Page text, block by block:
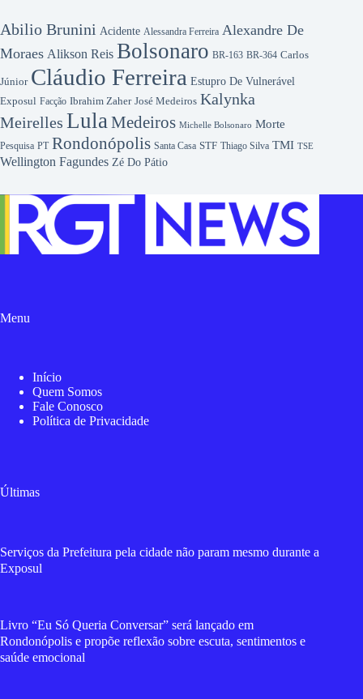
Abilio Brunini Acidente Alessandra Ferreira Alexandre De
Moraes Alikson Reis Bolsonaro BR-163 BR-364 Carlos
Júnior Cláudio Ferreira Estupro De Vulnerável
Exposul Facção Ibrahim Zaher José Medeiros Kalynka
Meirelles LulaMedeiros Michelle Bolsonaro Morte
Pesquisa PT Rondonópolis Santa Casa STF Thiago Silva TMI TSE
Wellington Fagundes Zé Do Pátio
Menu
Início
Quem Somos
Fale Conosco
Política de Privacidade
Últimas
Serviços da Prefeitura pela cidade não param mesmo durante a
Exposul
Livro “Eu Só Queria Conversar” será lançado em
Rondonópolis e propõe reflexão sobre escuta, sentimentos e
saúde emocional